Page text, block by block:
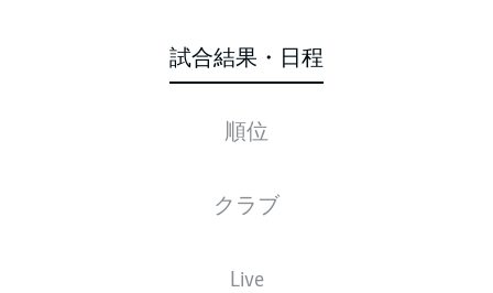
試合結果・日程
順位
クラブ
Live
スターティングメンバー